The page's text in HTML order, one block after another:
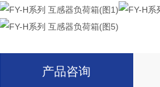
产品咨询